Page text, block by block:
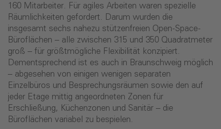
160 Mitarbeiter. Für agiles Arbeiten waren spezielle
Räumlichkeiten gefordert. Darum wurden die
insgesamt sechs nahezu stützenfreien Open-Space-
Büroflächen – alle zwischen 315 und 350 Quadratmeter
groß – für größtmögliche Flexibilität konzipiert.
Dementsprechend ist es auch in Braunschweig möglich
– abgesehen von einigen wenigen separaten
Einzelbüros und Besprechungsräumen sowie den auf
jeder Etage mittig angeordneten Zonen für
Erschließung, Küchenzonen und Sanitär – die
Büroflächen variabel zu bespielen.